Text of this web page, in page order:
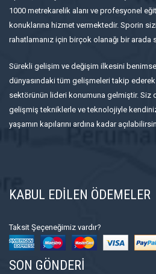
1000 metrekarelik alanı ve profesyonel
konuklarına hizmet vermektedir. Sporin
rahatlamanız için birçok olanağı bir arada
Sürekli gelişim ve değişim ilkesini
dünyasındaki tüm gelişmeleri takip ederek
sektörünün lideri konumuna gelmiştir. Siz
gelişmiş tekniklerle ve teknolojiyle
yaşamın kapılarını ardına kadar
KABUL EDİLEN ÖDEMELER
Taksit Şeçeneğimiz vardır?
SON GÖNDERİ